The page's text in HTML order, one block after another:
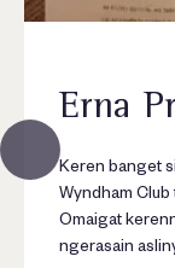
Erna
Keren banget
Wyndham Club
Omaigat
ngerasain